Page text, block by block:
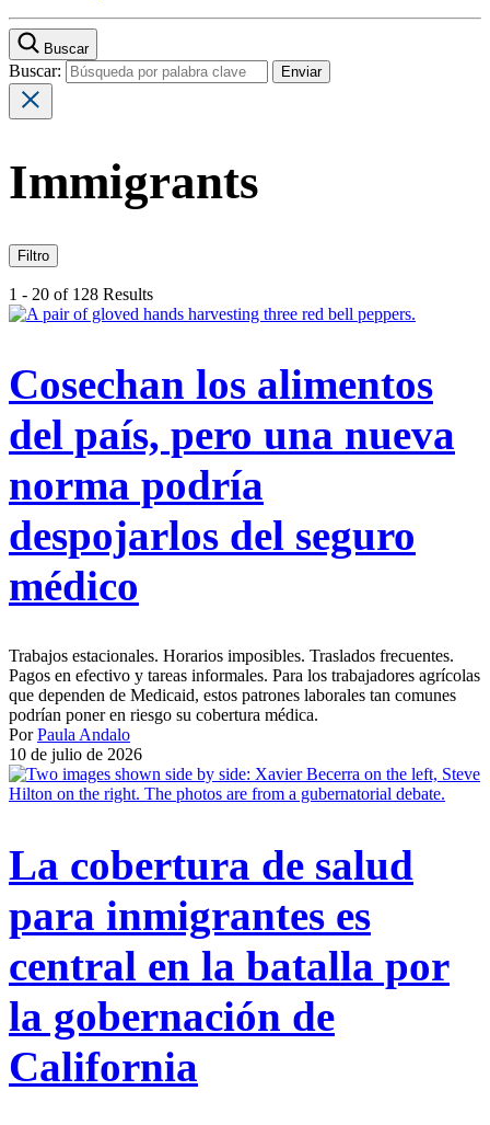
Buscar
Buscar:
Immigrants
Filtro
1 - 20 of 128 Results
Cosechan los alimentos
del país, pero una nueva
norma podría
despojarlos del seguro
médico
Trabajos estacionales. Horarios imposibles. Traslados frecuentes.
Pagos en efectivo y tareas informales. Para los trabajadores agrícolas
que dependen de Medicaid, estos patrones laborales tan comunes
podrían poner en riesgo su cobertura médica.
PorPaula Andalo
10 de julio de 2026
La cobertura de salud
para inmigrantes es
central en la batalla por
la gobernación de
California